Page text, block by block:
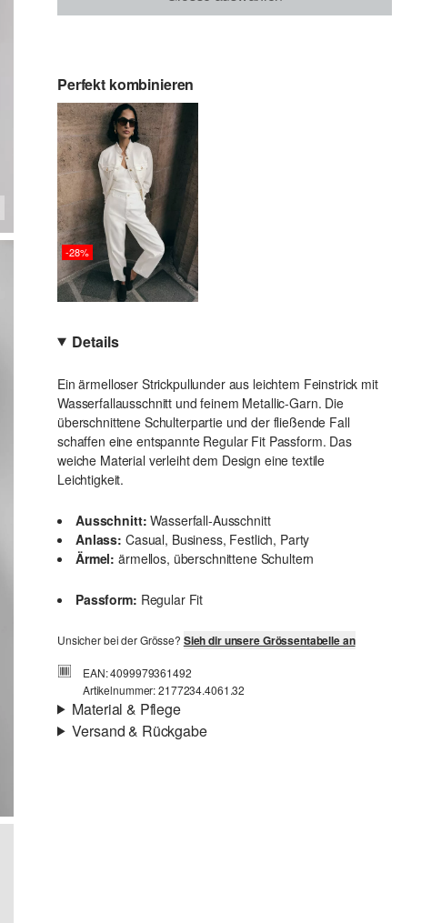
Perfekt kombinieren
-28%
Details
Ein ärmelloser Strickpullunder aus leichtem Feinstrick mit
Wasserfallausschnitt und feinem Metallic-Garn. Die
überschnittene Schulterpartie und der fließende Fall
schaffen eine entspannte Regular Fit Passform. Das
weiche Material verleiht dem Design eine textile
Leichtigkeit.
Ausschnitt: Wasserfall-Ausschnitt
Anlass: Casual, Business, Festlich, Party
Ärmel: ärmellos, überschnittene Schultern
Passform: Regular Fit
Unsicher bei der Grösse? Sieh dir unsere Grössentabelle an
EAN: 4099979361492
Artikelnummer: 2177234.4061.32
Material & Pflege
Versand & Rückgabe